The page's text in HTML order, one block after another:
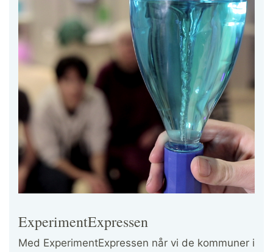
ExperimentExpressen
Med ExperimentExpressen når vi de kommuner i